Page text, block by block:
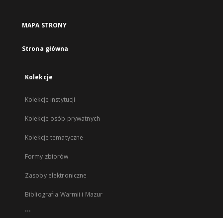
MAPA STRONY
Strona główna
Kolekcje
Kolekcje instytucji
Kolekcje osób prywatnych
Kolekcje tematyczne
Formy zbiorów
Zasoby elektroniczne
Bibliografia Warmii i Mazur
...